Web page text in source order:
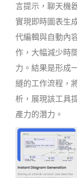
言提示，聊天機
實現即時圖表生
代編輯與自動內
作，大幅減少時
力。結果是形成
縫的工作流程，
析，展現該工具
產力的潛力。